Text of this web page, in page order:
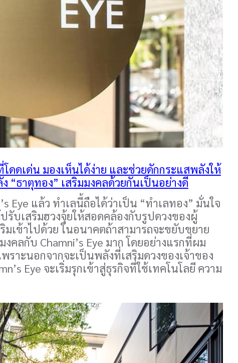
ดดเด่น มองเห็นได้ง่าย และช่วยดักกระแสพลังให้
“ธาตุทอง” เสริมมงคลด้วยกันเป็นอย่างดี
Eye แล้ว ทำเลนี้ถือได้ว่าเป็น “ทำเลทอง” มั่นใจ
รับเสริมฮวงจุ้ยให้สอดคล้องกับรูปดวงของผู้
เข้าไปด้วย ในอนาคตถ้าสามารถจะขยับขยาย
ลกับ Chamni’s Eye มาก โดยอย่างแรกที่ผม
ราะนอกจากจะเป็นพลังที่เสริมดวงของเจ้าของ
Eye จะเริ่มรุกเข้าสู่ธุรกิจที่ใช้เทคโนโลยี ความ